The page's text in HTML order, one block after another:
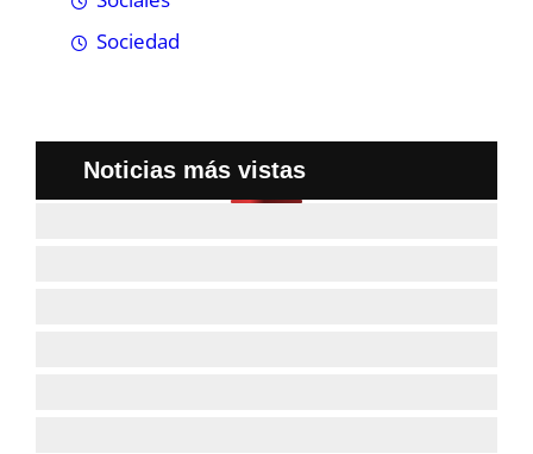
Sociedad
Noticias más vistas